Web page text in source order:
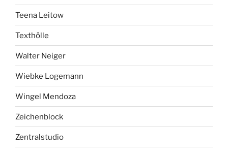
Teena Leitow
Texthölle
Walter Neiger
Wiebke Logemann
Wingel Mendoza
Zeichenblock
Zentralstudio